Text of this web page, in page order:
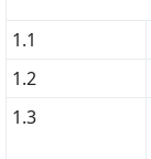
1.1
1.2
1.3